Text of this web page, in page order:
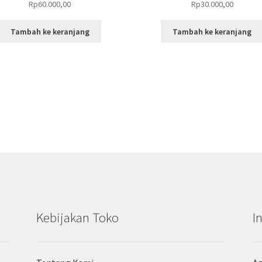
Rp60.000,00
Tambah ke keranjang
Rp30.000,00
Tambah ke keranjang
Kebijakan Toko